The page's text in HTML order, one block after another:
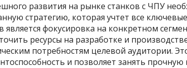
развития на рынке станков с ЧПУ
стратегию, которая учтет все
является фокусировка на конкретном
ресурсы на разработке и
потребностям целевой аудитории.
и позволяет занять